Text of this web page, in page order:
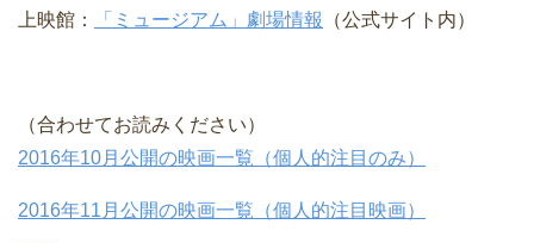
上映館： 「ミュージアム」劇場情報 （公式サイト内）
（合わせてお読みください）
2016年10月公開の映画一覧（個人的注目のみ）
2016年11月公開の映画一覧（個人的注目映画）